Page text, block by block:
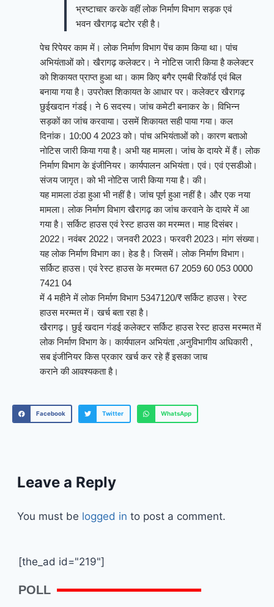
भ्रष्टाचार करके वहीं लोक निर्माण विभाग सड़क एवं
भवन खैरागढ़ बटोर रही है।
पेच रिपेयर काम में। लोक निर्माण विभाग पेंच काम किया था। पांच
अभियंताओं को। खैरागढ़ कलेक्टर। ने नोटिस जारी किया है कलेक्टर
को शिकायत प्राप्त हुआ था। काम किए बगैर एमबी रिकॉर्ड एवं बिल
बनाया गया है। उपरोक्त शिकायत के आधार पर। कलेक्टर खैरागढ़
छुईखदान गंडई। ने 6 सदस्य। जांच कमेटी बनाकर के। विभिन्न
सड़कों का जांच करवाया। उसमें शिकायत सही पाया गया। कल
दिनांक। 10:00 4 2023 को। पांच अभियंताओं को। कारण बताओ
नोटिस जारी किया गया है। अभी यह मामला। जांच के दायरे में हैं। लोक
निर्माण विभाग के इंजीनियर। कार्यपालन अभियंता। एवं। एवं एसडीओ।
संजय जागृत। को भी नोटिस जारी किया गया है। की।
यह मामला ठंडा हुआ भी नहीं है। जांच पूर्ण हुआ नहीं है। और एक नया
मामला। लोक निर्माण विभाग खैरागढ़ का जांच करवाने के दायरे में आ
गया है। सर्किट हाउस एवं रेस्ट हाउस का मरम्मत। माह दिसंबर।
2022। नवंबर 2022। जनवरी 2023। फरवरी 2023। मांग संख्या।
यह लोक निर्माण विभाग का। हेड है। जिसमें। लोक निर्माण विभाग।
सर्किट हाउस। एवं रेस्ट हाउस के मरम्मत 67 2059 60 053 0000
7421 04
में 4 महीने में लोक निर्माण विभाग 5347120/₹ सर्किट हाउस। रेस्ट
हाउस मरम्मत में। खर्च बता रहा है।
खैरागढ़। छुई खदान गंडई कलेक्टर सर्किट हाउस रेस्ट हाउस मरम्मत में
लोक निर्माण विभाग के। कार्यपालन अभियंता ,अनुविभागीय अधिकारी ,
सब इंजीनियर किस प्रकार खर्च कर रहे हैं इसका जाच
कराने की आवश्यकता है।
Facebook Twitter WhatsApp
Leave a Reply
You must be logged in to post a comment.
[the_ad id="219"]
POLL